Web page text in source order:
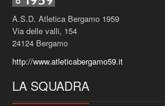
A.S.D. Atletica Bergamo 1959
Via delle valli, 154
24124 Bergamo
http://www.atleticabergamo59.it
LA SQUADRA